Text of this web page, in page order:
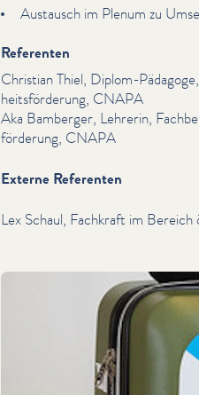
Austausch im Plenum zu
Referenten
Christian Thiel, Diplom-
heits­förderung, CNAPA
Aka Bamberger, Lehrerin,
förderung, CNAPA
Externe Referenten
Lex Schaul, Fachkraft im